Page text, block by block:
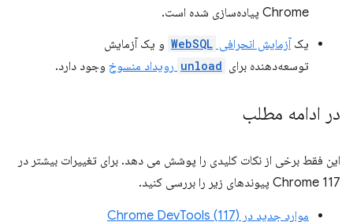
Chrome پیاده‌سازی شده است.
یک آزمایش انحرافی WebSQL و یک آزمایش
توسعه‌دهنده برای unload رویداد منسوخ وجود دارد.
در ادامه مطلب
این فقط برخی از نکات کلیدی را پوشش می دهد. برای تغییرات بیشتر در
Chrome 117 پیوندهای زیر را بررسی کنید.
موارد جدید در Chrome DevTools (117)